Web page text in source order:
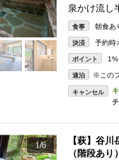
泉かけ流し
食事 朝食あ
決済 予約時
ポイント 1%
連泊 ※この
キャンセル
1/6
【萩】谷
（階段あり）